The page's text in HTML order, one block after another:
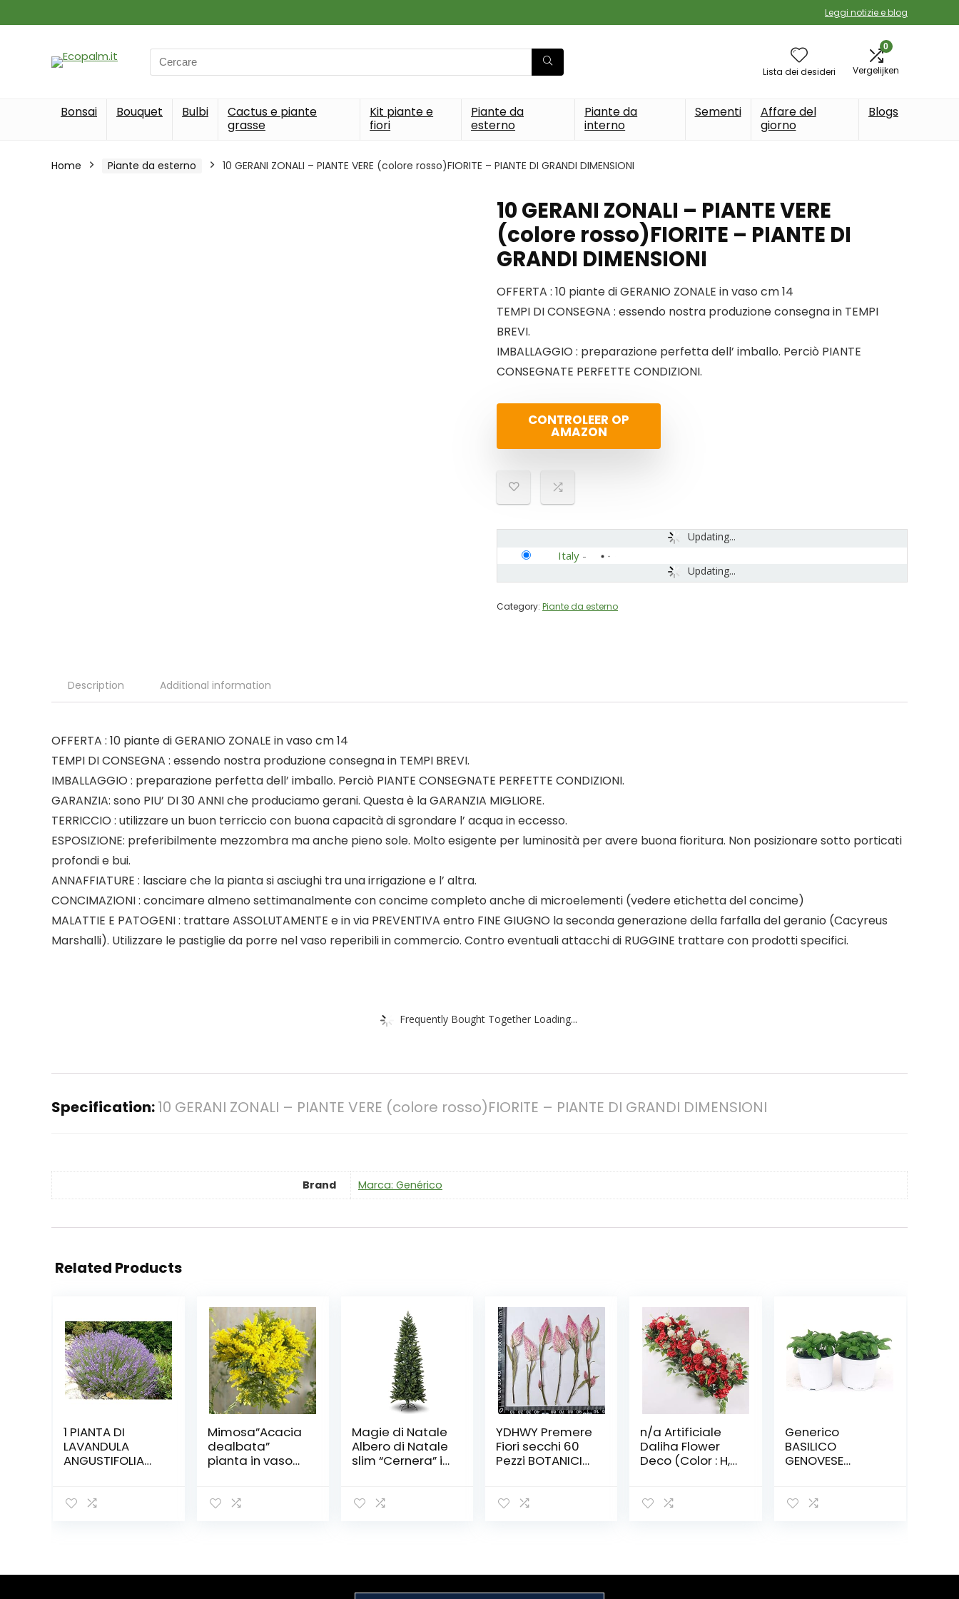
Leggi notizie e blog
Search
for:
Lista dei desideri
0
Vergelijken
Bonsai Bouquet Bulbi
Cactus e piante
grasse
Kit piante e
fiori
Piante da
esterno
Piante da
interno
Sementi
Affare del
giorno
Blogs
Home Piante da esterno 10 GERANI ZONALI – PIANTE VERE (colore rosso)FIORITE – PIANTE DI GRANDI DIMENSIONI
10 GERANI ZONALI – PIANTE VERE
(colore rosso)FIORITE – PIANTE DI
GRANDI DIMENSIONI
OFFERTA : 10 piante di GERANIO ZONALE in vaso cm 14
TEMPI DI CONSEGNA : essendo nostra produzione consegna in TEMPI
BREVI.
IMBALLAGGIO : preparazione perfetta dell’ imballo. Perciò PIANTE
CONSEGNATE PERFETTE CONDIZIONI.
CONTROLEER OP
AMAZON
Updating...
Updating...
Italy -
Category: Piante da esterno
Description Additional information
OFFERTA : 10 piante di GERANIO ZONALE in vaso cm 14
TEMPI DI CONSEGNA : essendo nostra produzione consegna in TEMPI BREVI.
IMBALLAGGIO : preparazione perfetta dell’ imballo. Perciò PIANTE CONSEGNATE PERFETTE CONDIZIONI.
GARANZIA: sono PIU’ DI 30 ANNI che produciamo gerani. Questa è la GARANZIA MIGLIORE.
TERRICCIO : utilizzare un buon terriccio con buona capacità di sgrondare l’ acqua in eccesso.
ESPOSIZIONE: preferibilmente mezzombra ma anche pieno sole. Molto esigente per luminosità per avere buona fioritura. Non posizionare sotto porticati
profondi e bui.
ANNAFFIATURE : lasciare che la pianta si asciughi tra una irrigazione e l’ altra.
CONCIMAZIONI : concimare almeno settimanalmente con concime completo anche di microelementi (vedere etichetta del concime)
MALATTIE E PATOGENI : trattare ASSOLUTAMENTE e in via PREVENTIVA entro FINE GIUGNO la seconda generazione della farfalla del geranio (Cacyreus
Marshalli). Utilizzare le pastiglie da porre nel vaso reperibili in commercio. Contro eventuali attacchi di RUGGINE trattare con prodotti specifici.
Frequently Bought Together Loading...
Specification:10 GERANI ZONALI – PIANTE VERE (colore rosso)FIORITE – PIANTE DI GRANDI DIMENSIONI
Brand Marca: Genérico
Related Products
1 PIANTA DI
LAVANDULA
ANGUSTIFOLIA
profumata anti
Mimosa”Acacia
dealbata”
pianta in vaso
Magie di Natale
Albero di Natale
slim “Cernera” in
Altissima
YDHWY Premere
Fiori secchi 60
Pezzi BOTANICI
Casse Pelle
n/a Artificiale
Daliha Flower
Deco (Color : H,
Generico
BASILICO
GENOVESE
Piante Terre di